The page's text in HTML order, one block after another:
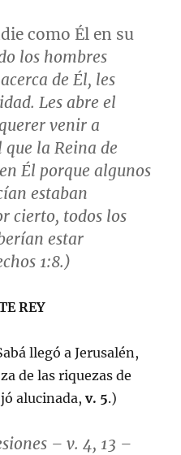
como Él en su
los hombres
de Él, les
Les abre el
venir a
la Reina de
Él porque algunos
estaban
cierto, todos los
estar
1:8.)
REY
llegó a Jerusalén,
de las riquezas de
alucinada,v. 5.)
–v. 4, 13 –